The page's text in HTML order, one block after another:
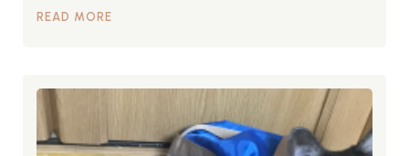
READ MORE